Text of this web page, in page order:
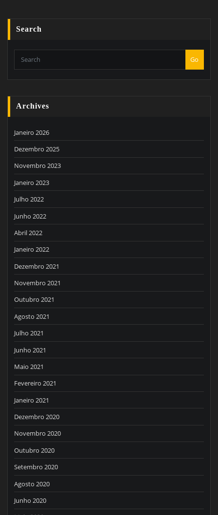
Search
Go
Archives
Janeiro 2026
Dezembro 2025
Novembro 2023
Janeiro 2023
Julho 2022
Junho 2022
Abril 2022
Janeiro 2022
Dezembro 2021
Novembro 2021
Outubro 2021
Agosto 2021
Julho 2021
Junho 2021
Maio 2021
Fevereiro 2021
Janeiro 2021
Dezembro 2020
Novembro 2020
Outubro 2020
Setembro 2020
Agosto 2020
Junho 2020